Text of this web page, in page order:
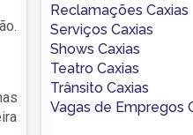
Reclamações Caxias
Serviços Caxias
Shows Caxias
Teatro Caxias
Trânsito Caxias
Vagas de Empregos